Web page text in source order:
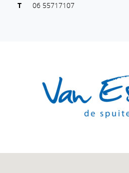
T
06 55717107